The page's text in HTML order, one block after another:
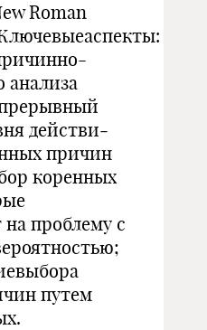
Roman
анализа
действи­
причин
коренных
проблему с
путем